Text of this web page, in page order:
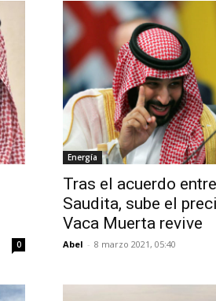
0
Energía
Tras el acuerdo
Saudita, sube el
Vaca Muerta revive
Abel - 8 marzo 2021, 05:40